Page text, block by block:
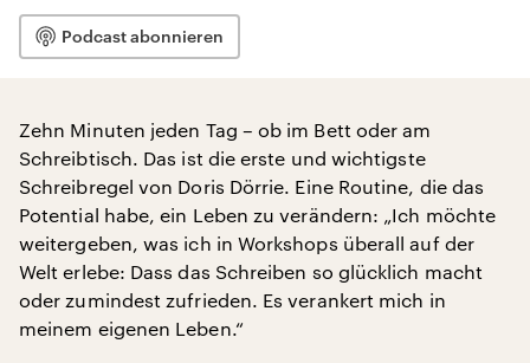
Podcast abonnieren
Zehn Minuten jeden Tag – ob im Bett oder am
Schreibtisch. Das ist die erste und wichtigste
Schreibregel von Doris Dörrie. Eine Routine, die das
Potential habe, ein Leben zu verändern: „Ich möchte
weitergeben, was ich in Workshops überall auf der
Welt erlebe: Dass das Schreiben so glücklich macht
oder zumindest zufrieden. Es verankert mich in
meinem eigenen Leben.“